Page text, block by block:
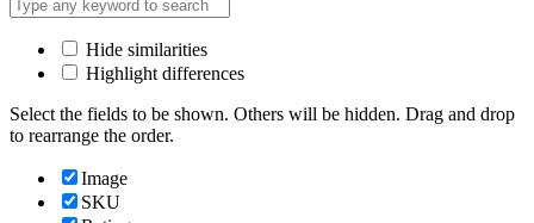
Hide similarities
Highlight differences
Select the fields to be shown. Others will be hidden. Drag and drop
to rearrange the order.
Image
SKU